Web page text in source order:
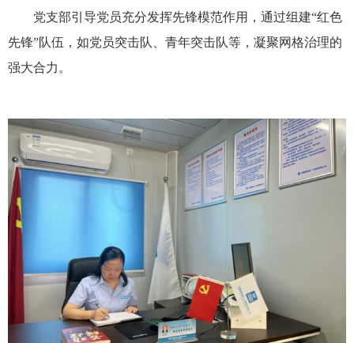
党支部引导党员充分发挥先锋模范作用，通过组建“红色
先锋”队伍，如党员突击队、青年突击队等，凝聚网格治理的
强大合力。